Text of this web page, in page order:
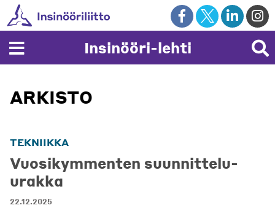
Skip
to
content
Insinööri-lehti
ARKISTO
TEKNIIKKA
Vuosikymmenten suunnittelu-
urakka
22.12.2025